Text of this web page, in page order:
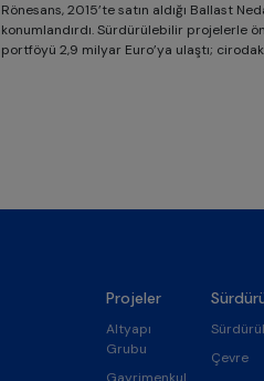
Rönesans, 2015’te satın aldığı Ballast
konumlandırdı. Sürdürülebilir projelerle
portföyü 2,9 milyar Euro’ya ulaştı; cirodaki
Projeler
Altyapı
Grubu
Çevre